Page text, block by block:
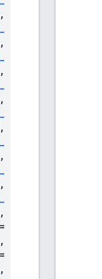
,
_
,
_
,
_
,
_
,
_
,
_
,
_
,
=
,
=
,